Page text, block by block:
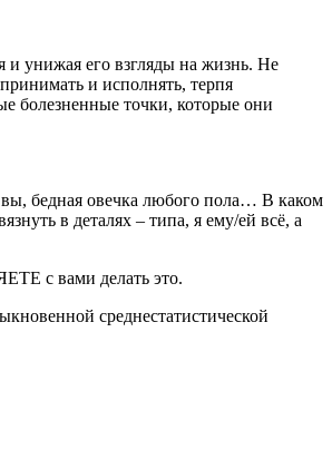
и унижая его взгляды на жизнь. Не
и исполнять, терпя
болезненные точки, которые они
бедная овечка любого пола… В каком
в деталях – типа, я ему/ей всё, а
с вами делать это.
среднестатистической